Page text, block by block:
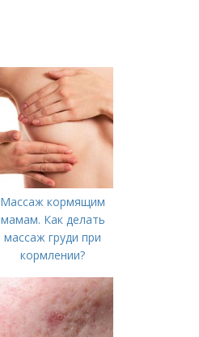
Массаж кормящим
мамам. Как делать
массаж груди при
кормлении?